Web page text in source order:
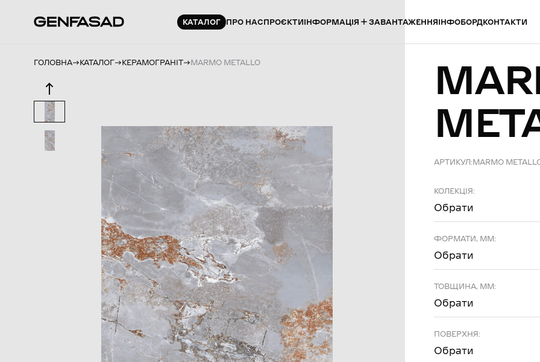
КАТАЛОГ ПРО НАСПРОЄКТИІНФОРМАЦІЯ ЗАВАНТАЖЕННЯІНФОБОРДКОНТАКТИ
ГОЛОВНА КАТАЛОГ КЕРАМОГРАНІТ MARMO METALLO
АРТИКУЛ:MARMO
КОЛЕКЦІЯ:
Обрати
ФОРМАТИ, ММ:
Обрати
ТОВЩИНА, ММ:
Обрати
ПОВЕРХНЯ:
Обрати